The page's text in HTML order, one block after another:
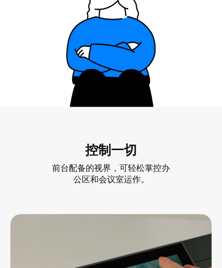
控制一切
前台配备的视界，可轻松掌控办
公区和会议室运作。